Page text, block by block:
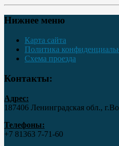
Нижнее меню
Карта сайта
Политика
Схема проезда
Контакты:
Адрес:
187406 Ленинградская обл.,
Телефоны:
+7 81363 7‑71-60